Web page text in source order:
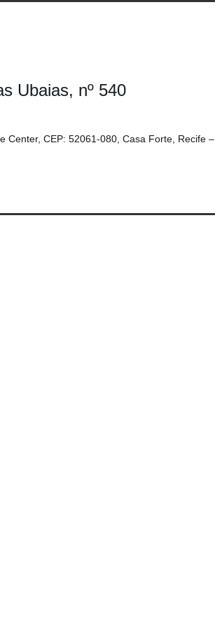
Ubaias, nº 540
Center, CEP: 52061-080, Casa Forte, Recife –